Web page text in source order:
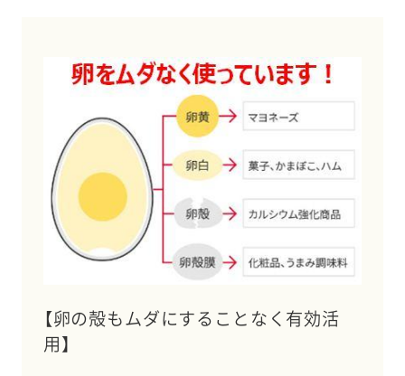
【卵の殻もムダにすることなく有効活
用】